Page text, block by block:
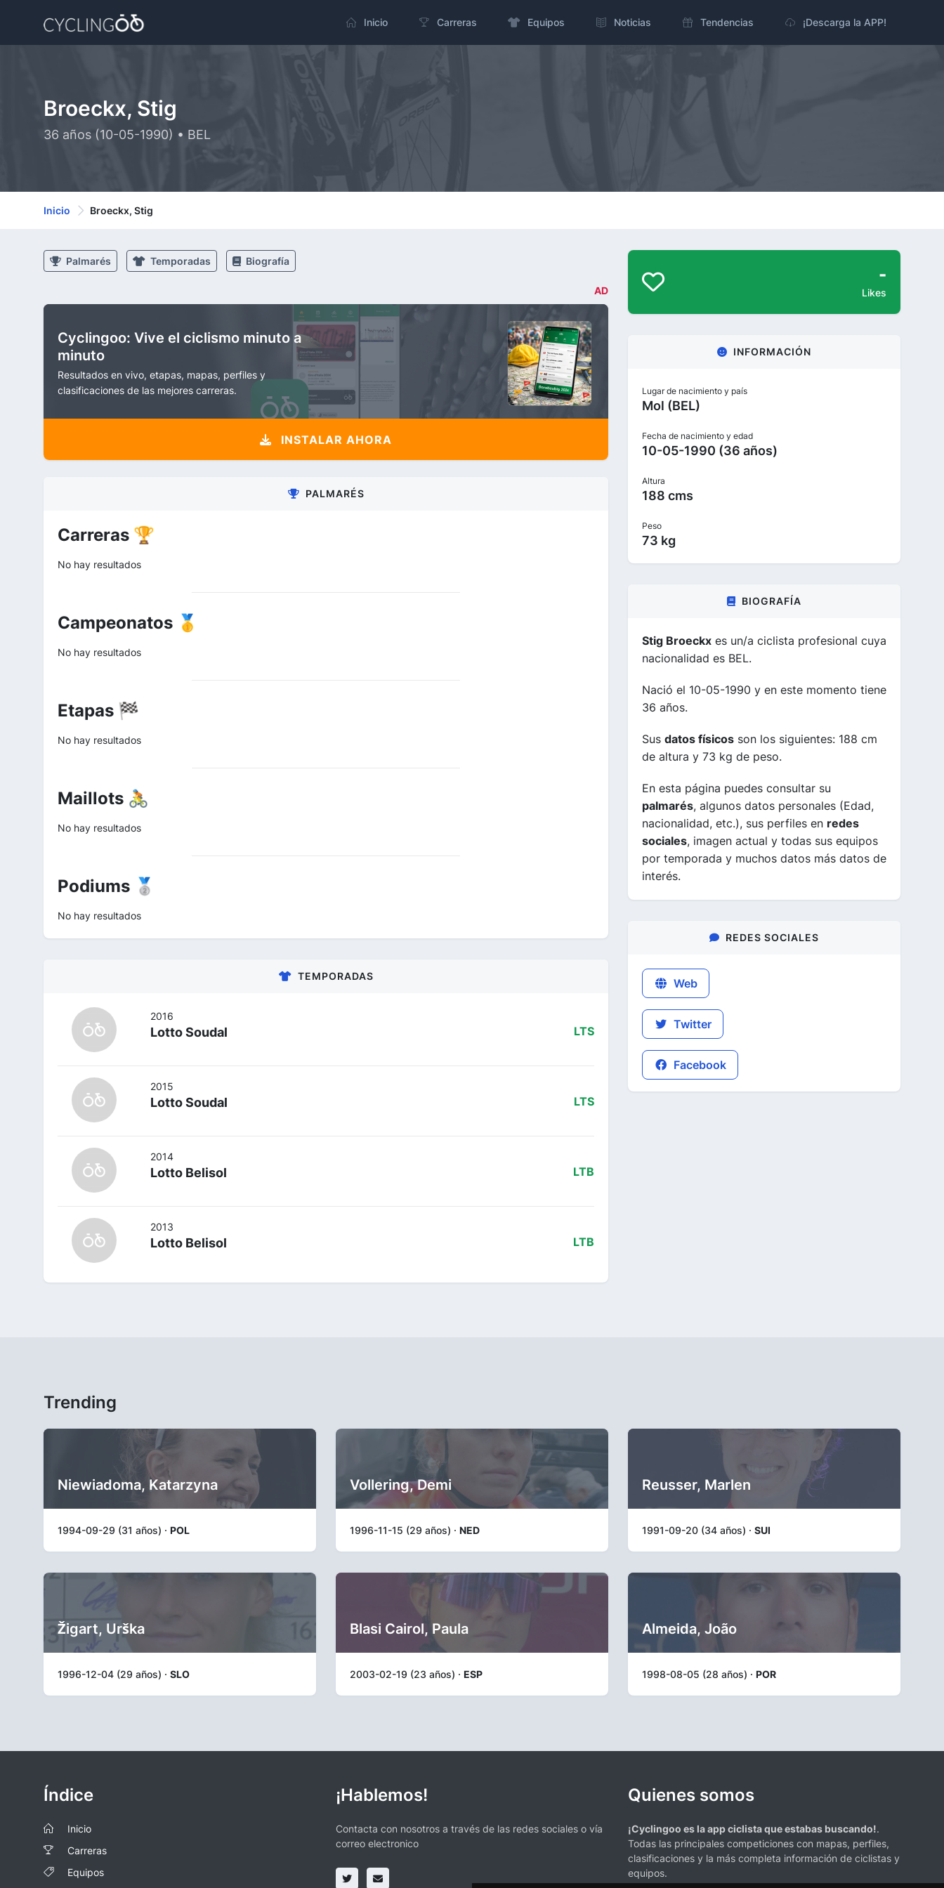
Inicio Carreras Equipos Noticias Tendencias ¡Descarga la APP!
Broeckx, Stig
36 años (10-05-1990) • BEL
Inicio Broeckx, Stig
Palmarés Temporadas Biografía
AD
Cyclingoo: Vive el ciclismo minuto a
minuto
Resultados en vivo, etapas, mapas, perfiles y
clasificaciones de las mejores carreras.
INSTALAR AHORA
PALMARÉS
Carreras 🏆
No hay resultados
Campeonatos 🥇
No hay resultados
Etapas 🏁
No hay resultados
Maillots 🚴
No hay resultados
Podiums 🥈
No hay resultados
TEMPORADAS
2016
Lotto Soudal LTS
2015
Lotto Soudal LTS
2014
Lotto Belisol LTB
2013
Lotto Belisol LTB
-
Likes
INFORMACIÓN
Lugar de nacimiento y país
Mol (BEL)
Fecha de nacimiento y edad
10-05-1990 (36 años)
Altura
188 cms
Peso
73 kg
BIOGRAFÍA
Stig Broeckx es un/a ciclista profesional cuya
nacionalidad es BEL.
Nació el 10-05-1990 y en este momento tiene
36 años.
Sus datos físicos son los siguientes: 188 cm
de altura y 73 kg de peso.
En esta página puedes consultar su
palmarés, algunos datos personales (Edad,
nacionalidad, etc.), sus perfiles en redes
sociales, imagen actual y todas sus equipos
por temporada y muchos datos más datos de
interés.
REDES SOCIALES
Web
Twitter
Facebook
Trending
Niewiadoma, Katarzyna
1994-09-29 (31 años) · POL
Vollering, Demi
1996-11-15 (29 años) · NED
Reusser, Marlen
1991-09-20 (34 años) · SUI
Žigart, Urška
1996-12-04 (29 años) · SLO
Blasi Cairol, Paula
2003-02-19 (23 años) · ESP
Almeida, João
1998-08-05 (28 años) · POR
Índice
Inicio
Carreras
Equipos
¡Hablemos!
Contacta con nosotros a través de las redes sociales o vía
correo electronico
Quienes somos
¡Cyclingoo es la app ciclista que estabas buscando!.
Todas las principales competiciones con mapas, perfiles,
clasificaciones y la más completa información de ciclistas y
equipos.